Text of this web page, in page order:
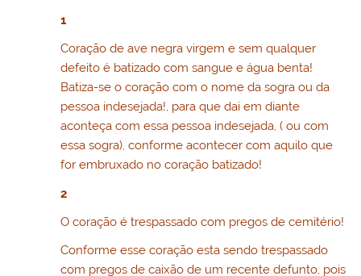
1
Coração de ave negra virgem e sem qualquer
defeito é batizado com sangue e água benta!
Batiza-se o coração com o nome da sogra ou da
pessoa indesejada!, para que dai em diante
aconteça com essa pessoa indesejada, ( ou com
essa sogra), conforme acontecer com aquilo que
for embruxado no coração batizado!
2
O coração é trespassado com pregos de cemitério!
Conforme esse coração esta sendo trespassado
com pregos de caixão de um recente defunto, pois